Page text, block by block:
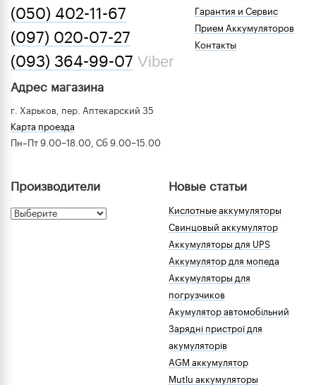
(050) 402-11-67
(097) 020-07-27
(093) 364-99-07 Viber
Адрес магазина
г. Харьков, пер. Аптекарский 35
Карта проезда
Пн–Пт 9.00–18.00, Сб 9.00–15.00
Гарантия и Сервис
Прием Аккумуляторов
Контакты
Производители Новые статьи
Кислотные аккумуляторы
Свинцовый аккумулятор
Аккумуляторы для UPS
Аккумулятор для мопеда
Аккумуляторы для
погрузчиков
Акумулятор автомобільний
Зарядні пристрої для
акумуляторів
AGM аккумулятор
Mutlu аккумуляторы